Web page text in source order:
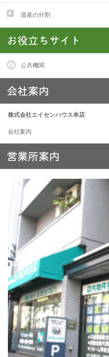
資産の分割
公共機関
株式会社エイセンハウス本店
会社案内